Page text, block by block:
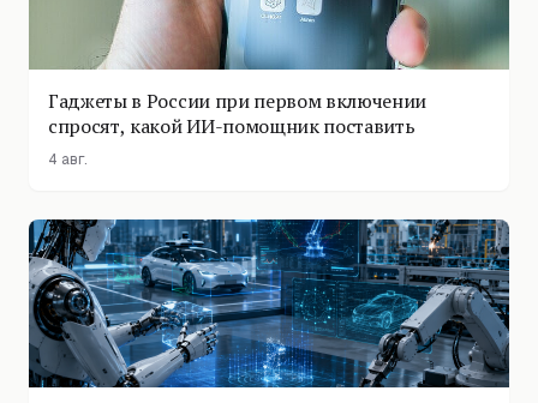
Гаджеты в России при первом включении
спросят, какой ИИ-помощник поставить
4 авг.